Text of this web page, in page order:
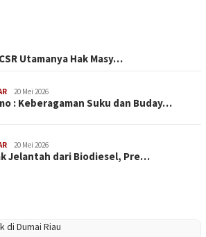
Utamanya Hak Masy…
20 Mei 2026
: Keberagaman Suku dan Buday…
20 Mei 2026
Jelantah dari Biodiesel, Pre…